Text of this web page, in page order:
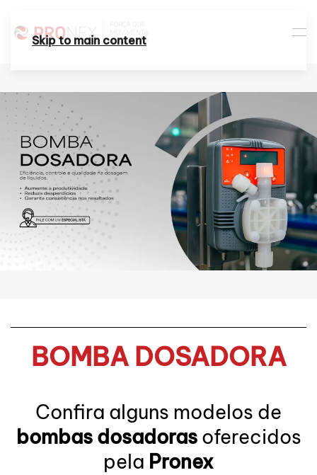
Skip to main content
BOMBA DOSADORA
Confira alguns modelos de
bombas dosadorasoferecidos
pela Pronex